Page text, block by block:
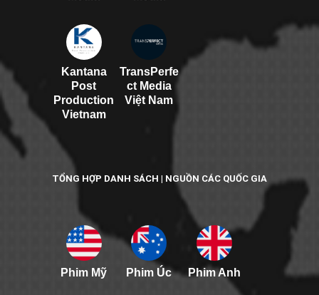
Kantana
Post
Production
Vietnam
TransPerfe
ct Media
Việt Nam
TỔNG HỢP DANH SÁCH | NGUỒN CÁC QUỐC GIA
Phim Mỹ Phim Úc Phim Anh